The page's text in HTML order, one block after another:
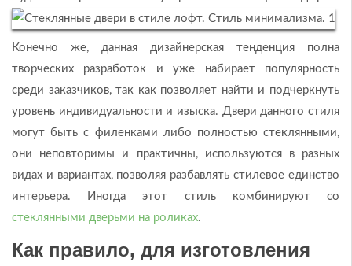
Конечно же, данная дизайнерская тенденция полна
творческих разработок и уже набирает популярность
среди заказчиков, так как позволяет найти и подчеркнуть
уровень индивидуальности и изыска. Двери данного стиля
могут быть с филенками либо полностью стеклянными,
они неповторимы и практичны, используются в разных
видах и вариантах, позволяя разбавлять стилевое единство
интерьера. Иногда этот стиль комбинируют со
стеклянными дверьми на роликах.
Как правило, для изготовления